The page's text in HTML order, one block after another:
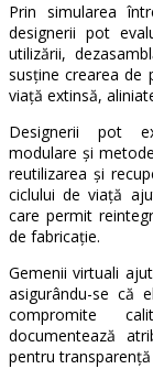
Prin simularea
designerii pot
utilizării,
susține crearea de
viață extinsă,
Designerii pot
modulare și
reutilizarea și
ciclului de viață
care permit
de fabricație.
Gemenii virtuali
asigurându-se că
compromite
documentează
pentru